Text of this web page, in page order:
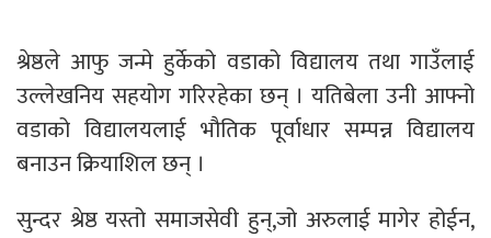
श्रेष्ठले आफु जन्मे हुर्केको वडाको विद्यालय तथा गाउँलाई
उल्लेखनिय सहयोग गरिरहेका छन् । यतिबेला उनी आफ्नो
वडाको विद्यालयलाई भौतिक पूर्वाधार सम्पन्न विद्यालय
बनाउन क्रियाशिल छन् ।
सुन्दर श्रेष्ठ यस्तो समाजसेवी हुन्,जो अरुलाई मागेर होईन,